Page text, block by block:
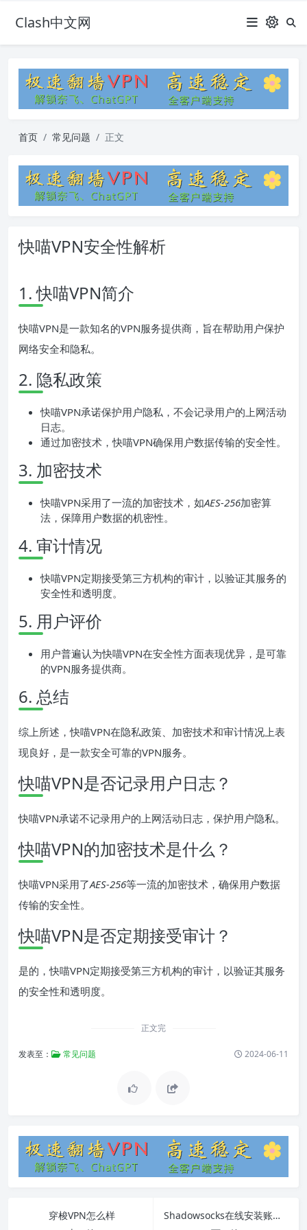
Clash中文网
首页 常见问题 正文
快喵VPN安全性解析
1. 快喵VPN简介
快喵VPN是一款知名的VPN服务提供商，旨在帮助用户保护
网络安全和隐私。
2. 隐私政策
快喵VPN承诺保护用户隐私，不会记录用户的上网活动
日志。
通过加密技术，快喵VPN确保用户数据传输的安全性。
3. 加密技术
快喵VPN采用了一流的加密技术，如AES-256加密算
法，保障用户数据的机密性。
4. 审计情况
快喵VPN定期接受第三方机构的审计，以验证其服务的
安全性和透明度。
5. 用户评价
用户普遍认为快喵VPN在安全性方面表现优异，是可靠
的VPN服务提供商。
6. 总结
综上所述，快喵VPN在隐私政策、加密技术和审计情况上表
现良好，是一款安全可靠的VPN服务。
快喵VPN是否记录用户日志？
快喵VPN承诺不记录用户的上网活动日志，保护用户隐私。
快喵VPN的加密技术是什么？
快喵VPN采用了AES-256等一流的加密技术，确保用户数据
传输的安全性。
快喵VPN是否定期接受审计？
是的，快喵VPN定期接受第三方机构的审计，以验证其服务
的安全性和透明度。
正文完
发表至： 常见问题 2024-06-11
穿梭VPN怎么样
Shadowsocks在线安装账号教程